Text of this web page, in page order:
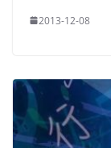
2013-12-08